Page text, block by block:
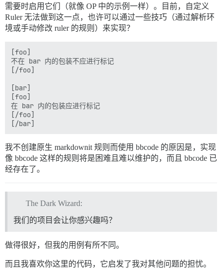
需要时启用它们（就像 OP 中的示例一样）。目前，自定义
Ruler 无法做到这一点，也许可以通过一些技巧（通过解析环
境或手动修改 ruler 的规则）来实现？
[foo]
不在 bar 内的包装不应进行标记
[/foo]
[bar]
[foo]
在 bar 内的包装应进行标记
[/foo]
我不创建原生 markdownit 规则而使用 bbcode 的原因是，实现
像 bbcode 这样的规则将是困难且难以维护的，而且 bbcode 已
经存在了。
The Dark Wizard:
我们的项目会让你感兴趣吗？
做得很好，但我的用例有所不同。
而且我喜欢你这里的代码，它启发了我对其他问题的担忧。